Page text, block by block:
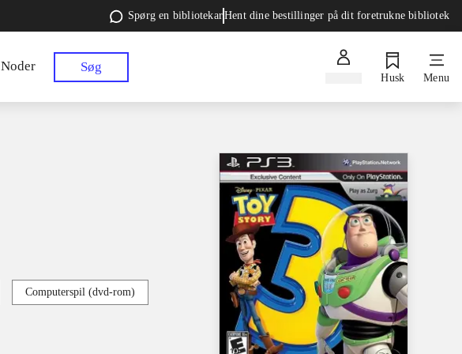
Spørg en bibliotekarHent dine bestillinger på dit foretrukne bibliotek
Noder Søg
Husk Menu
Computerspil (dvd-rom)